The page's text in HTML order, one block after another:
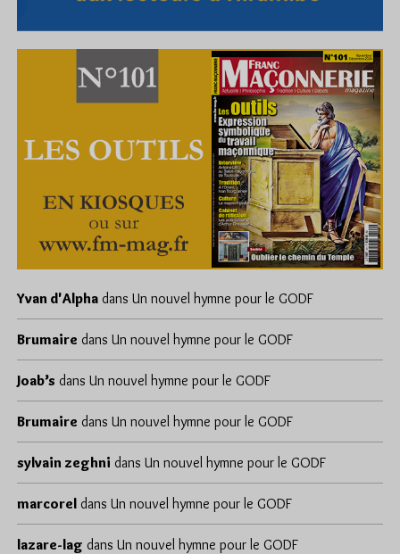
Yvan d'Alpha dans Un nouvel hymne pour le GODF
Brumaire dans Un nouvel hymne pour le GODF
Joab’s dans Un nouvel hymne pour le GODF
Brumaire dans Un nouvel hymne pour le GODF
sylvain zeghni dans Un nouvel hymne pour le GODF
marcorel dans Un nouvel hymne pour le GODF
lazare-lag dans Un nouvel hymne pour le GODF